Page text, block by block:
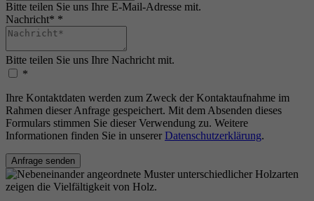
Bitte teilen Sie uns Ihre E-Mail-Adresse mit.
Nachricht* *
Bitte teilen Sie uns Ihre Nachricht mit.
*
Ihre Kontaktdaten werden zum Zweck der Kontaktaufnahme im
Rahmen dieser Anfrage gespeichert. Mit dem Absenden dieses
Formulars stimmen Sie dieser Verwendung zu. Weitere
Informationen finden Sie in unserer Datenschutzerklärung.
Anfrage senden